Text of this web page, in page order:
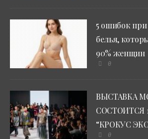
5 ошибок
белья,
90% женщин
0
ВЫСТАВКА
СОСТОИТСЯ
“КРОКУС
0